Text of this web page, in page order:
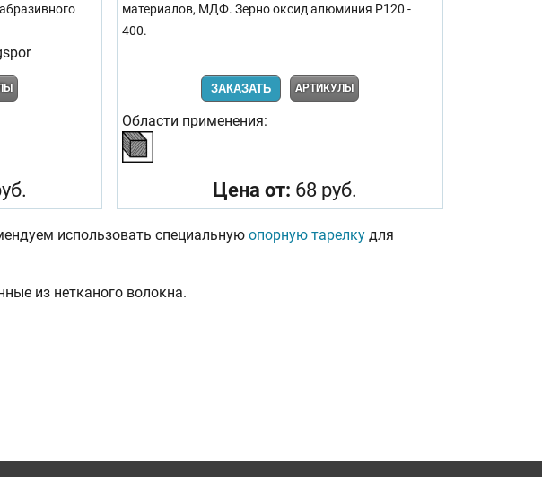
материалов, МДФ. Зерно оксид алюминия Р120 -
400.
ЗАКАЗАТЬ АРТИКУЛЫ
Области применения:
Цена от: 68 руб.
использовать специальную опорную тарелку для
из нетканого волокна.